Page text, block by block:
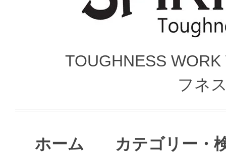
TOUGHNESS
フネ
ホーム カテゴリー・